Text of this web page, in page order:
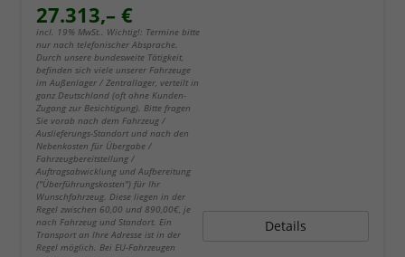
27.313,– €
incl. 19% MwSt.. Wichtig!: Termine bitte
nur nach telefonischer Absprache.
Durch unsere bundesweite Tätigkeit,
befinden sich viele unserer Fahrzeuge
im Außenlager / Zentrallager, verteilt in
ganz Deutschland (oft ohne Kunden-
Zugang zur Besichtigung). Bitte fragen
Sie vorab nach dem Fahrzeug /
Auslieferungs-Standort und nach den
Nebenkosten für Übergabe /
Fahrzeugbereitstellung /
Auftragsabwicklung und Aufbereitung
("Überführungskosten") für Ihr
Wunschfahrzeug. Diese liegen in der
Regel zwischen 60,00 und 890,00€, je
nach Fahrzeug und Standort. Ein
Transport an Ihre Adresse ist in der
Regel möglich. Bei EU-Fahrzeugen
Details